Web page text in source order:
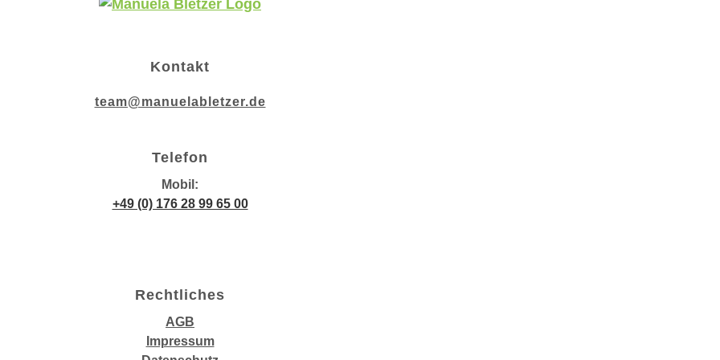
Kontakt
team@manuelabletzer.de
Telefon
Mobil:
+49 (0) 176 28 99 65 00
Rechtliches
AGB
Impressum